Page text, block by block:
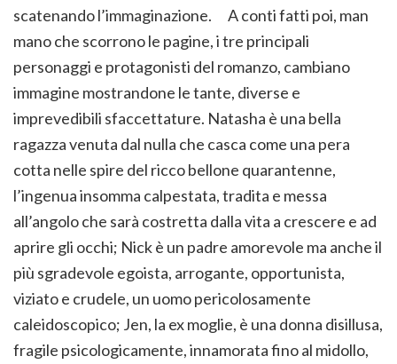
scatenando l’immaginazione. A conti fatti poi, man
mano che scorrono le pagine, i tre principali
personaggi e protagonisti del romanzo, cambiano
immagine mostrandone le tante, diverse e
imprevedibili sfaccettature. Natasha è una bella
ragazza venuta dal nulla che casca come una pera
cotta nelle spire del ricco bellone quarantenne,
l’ingenua insomma calpestata, tradita e messa
all’angolo che sarà costretta dalla vita a crescere e ad
aprire gli occhi; Nick è un padre amorevole ma anche il
più sgradevole egoista, arrogante, opportunista,
viziato e crudele, un uomo pericolosamente
caleidoscopico; Jen, la ex moglie, è una donna disillusa,
fragile psicologicamente, innamorata fino al midollo,